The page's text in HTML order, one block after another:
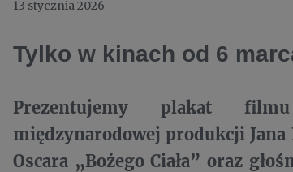
13 stycznia 2026
Tylko w kinach od 6
Prezentujemy plakat
międzynarodowej produkcji
Oscara „Bożego Ciała” oraz